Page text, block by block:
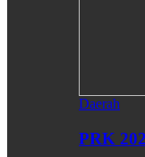
Daerah
PRK